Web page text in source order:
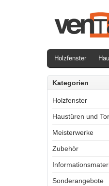
Holzfenster
Kategorien
Holzfenster
Haustüren und
Meisterwerke
Zubehör
Sonderangebote